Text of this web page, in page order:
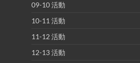
09-10 活動
10-11 活動
11-12 活動
12-13 活動